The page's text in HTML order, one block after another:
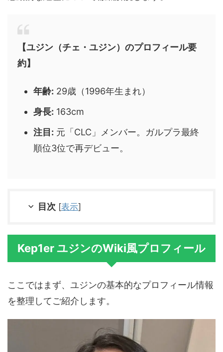
【ユジン（チェ・ユジン）のプロフィール要
約】
年齢: 29歳（1996年生まれ）
身長: 163cm
注目: 元「CLC」メンバー。ガルプラ最終
順位3位で再デビュー。
目次 [表示]
Kep1er ユジンのWiki風プロフィール
ここではまず、ユジンの基本的なプロフィール情報
を整理してご紹介します。